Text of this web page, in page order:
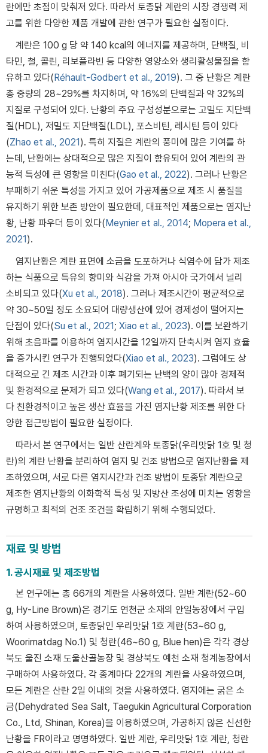
란에만 초점이 맞춰져 있다. 따라서 토종닭 계란의 시장 경쟁력 제
고를 위한 다양한 제품 개발에 관한 연구가 필요한 실정이다.
계란은 100 g 당 약 140 kcal의 에너지를 제공하며, 단백질, 비
타민, 철, 콜린, 리보플라빈 등 다양한 영양소와 생리활성물질을 함
유하고 있다(Réhault-Godbert et al., 2019). 그 중 난황은 계란
총 중량의 28~29%를 차지하며, 약 16%의 단백질과 약 32%의
지질로 구성되어 있다. 난황의 주요 구성성분으로는 고밀도 지단백
질(HDL), 저밀도 지단백질(LDL), 포스비틴, 레시틴 등이 있다
(Zhao et al., 2021). 특히 지질은 계란의 풍미에 많은 기여를 하
는데, 난황에는 상대적으로 많은 지질이 함유되어 있어 계란의 관
능적 특성에 큰 영향을 미친다(Gao et al., 2022). 그러나 난황은
부패하기 쉬운 특성을 가지고 있어 가공제품으로 제조 시 품질을
유지하기 위한 보존 방안이 필요한데, 대표적인 제품으로는 염지난
황, 난황 파우더 등이 있다(Meynier et al., 2014; Mopera et al.,
2021).
염지난황은 계란 표면에 소금을 도포하거나 식염수에 담가 제조
하는 식품으로 특유의 향미와 식감을 가져 아시아 국가에서 널리
소비되고 있다(Xu et al., 2018). 그러나 제조시간이 평균적으로
약 30~50일 정도 소요되어 대량생산에 있어 경제성이 떨어지는
단점이 있다(Su et al., 2021; Xiao et al., 2023). 이를 보완하기
위해 초음파를 이용하여 염지시간을 12일까지 단축시켜 염지 효율
을 증가시킨 연구가 진행되었다(Xiao et al., 2023). 그럼에도 상
대적으로 긴 제조 시간과 이후 폐기되는 난백의 양이 많아 경제적
및 환경적으로 문제가 되고 있다(Wang et al., 2017). 따라서 보
다 친환경적이고 높은 생산 효율을 가진 염지난황 제조를 위한 다
양한 접근방법이 필요한 실정이다.
따라서 본 연구에서는 일반 산란계와 토종닭(우리맛닭 1호 및 청
란)의 계란 난황을 분리하여 염지 및 건조 방법으로 염지난황을 제
조하였으며, 서로 다른 염지시간과 건조 방법이 토종닭 계란으로
제조한 염지난황의 이화학적 특성 및 지방산 조성에 미치는 영향을
규명하고 최적의 건조 조건을 확립하기 위해 수행되었다.
재료 및 방법
1. 공시재료 및 제조방법
본 연구에는 총 66개의 계란을 사용하였다. 일반 계란(52~60
g, Hy-Line Brown)은 경기도 연천군 소재의 안일농장에서 구입
하여 사용하였으며, 토종닭인 우리맛닭 1호 계란(53~60 g,
Woorimatdag No.1) 및 청란(46~60 g, Blue hen)은 각각 경상
북도 울진 소재 도울산골농장 및 경상북도 예천 소재 청계농장에서
구매하여 사용하였다. 각 종계마다 22개의 계란을 사용하였으며,
모든 계란은 산란 2일 이내의 것을 사용하였다. 염지에는 굵은 소
금(Dehydrated Sea Salt, Taegukin Agricultural Corporation
Co., Ltd, Shinan, Korea)을 이용하였으며, 가공하지 않은 신선한
난황을 FR이라고 명명하였다. 일반 계란, 우리맛닭 1호 계란, 청란